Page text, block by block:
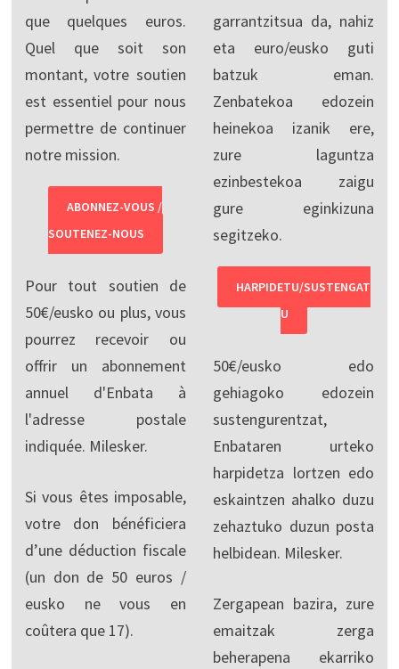
que quelques euros.
Quel que soit son
montant, votre soutien
est essentiel pour nous
permettre de continuer
notre mission.
ABONNEZ-VOUS /
SOUTENEZ-NOUS
Pour tout soutien de
50€/eusko ou plus, vous
pourrez recevoir ou
offrir un abonnement
annuel d'Enbata à
l'adresse postale
indiquée. Milesker.
Si vous êtes imposable,
votre don bénéficiera
d’une déduction fiscale
(un don de 50 euros /
eusko ne vous en
coûtera que 17).
garrantzitsua da, nahiz
eta euro/eusko guti
batzuk eman.
Zenbatekoa edozein
heinekoa izanik ere,
zure laguntza
ezinbestekoa zaigu
gure eginkizuna
segitzeko.
HARPIDETU/SUSTENGAT
U
50€/eusko edo
gehiagoko edozein
sustengurentzat,
Enbataren urteko
harpidetza lortzen edo
eskaintzen ahalko duzu
zehaztuko duzun posta
helbidean. Milesker.
Zergapean bazira, zure
emaitzak zerga
beherapena ekarriko